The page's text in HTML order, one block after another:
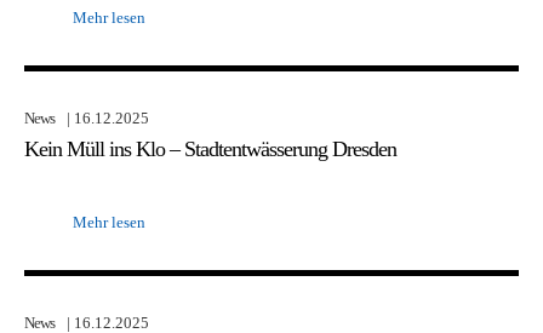
Mehr lesen
News | 16.12.2025
Kein Müll ins Klo – Stadtentwässerung Dresden
Mehr lesen
News | 16.12.2025